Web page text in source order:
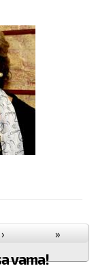
25› »
vama!